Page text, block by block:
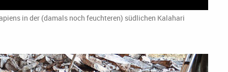
in der (damals noch feuchteren) südlichen Kalahari